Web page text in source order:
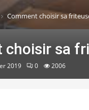
Comment choisir sa
choisir sa
2019 0 2006